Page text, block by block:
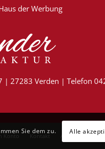
der Werbung
| 27283 Verden | Telefon
Konto Kontakt AGB
Sie dem zu. Alle